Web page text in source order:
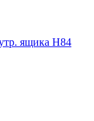
ящика H84